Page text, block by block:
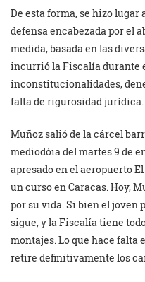
De esta forma, se hizo lugar
defensa encabezada por el
medida, basada en las
incurrió la Fiscalía durante
inconstitucionalidades,
falta de rigurosidad jurídica.
Muñoz salió de la cárcel
mediodóia del martes 9 de
apresado en el aeropuerto
un curso en Caracas. Hoy,
por su vida. Si bien el joven
sigue, y la Fiscalía tiene
montajes. Lo que hace falta
retire definitivamente los